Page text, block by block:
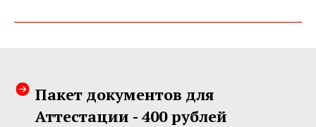
Пакет документов для
Аттестации - 400 рублей